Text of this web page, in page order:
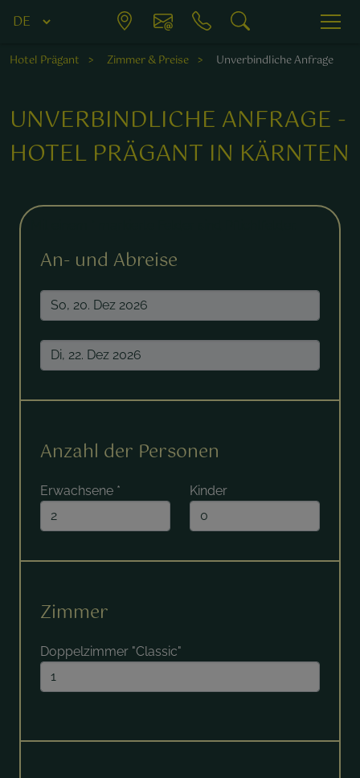
Hotel Prägant Zimmer & Preise Unverbindliche Anfrage
UNVERBINDLICHE ANFRAGE -
HOTEL PRÄGANT IN KÄRNTEN
An- und Abreise
Anzahl der Personen
Erwachsene * Kinder
Zimmer
Doppelzimmer "Classic"